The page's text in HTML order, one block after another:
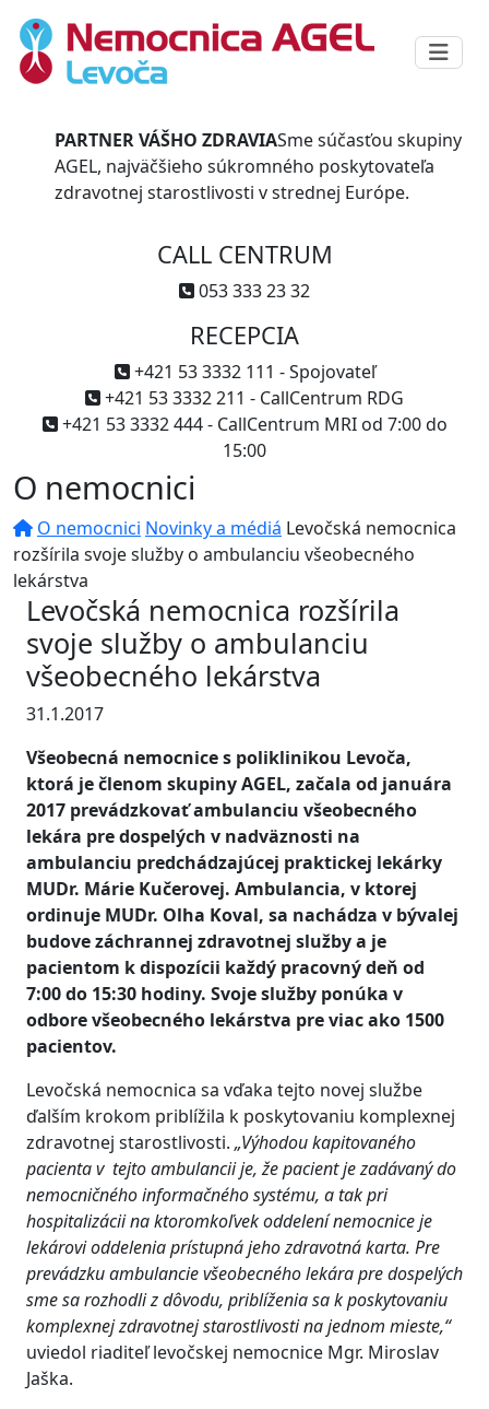
PARTNER VÁŠHO ZDRAVIASme súčasťou skupiny
AGEL, najväčšieho súkromného poskytovateľa
zdravotnej starostlivosti v strednej Európe.
CALL CENTRUM
053 333 23 32
RECEPCIA
+421 53 3332 111 - Spojovateľ
+421 53 3332 211 - CallCentrum RDG
+421 53 3332 444 - CallCentrum MRI od 7:00 do
15:00
O nemocnici
O nemocnici Novinky a médiá Levočská nemocnica
rozšírila svoje služby o ambulanciu všeobecného
lekárstva
Levočská nemocnica rozšírila
svoje služby o ambulanciu
všeobecného lekárstva
31.1.2017
Všeobecná nemocnice s poliklinikou Levoča,
ktorá je členom skupiny AGEL, začala od januára
2017 prevádzkovať ambulanciu všeobecného
lekára pre dospelých v nadväznosti na
ambulanciu predchádzajúcej praktickej lekárky
MUDr. Márie Kučerovej. Ambulancia, v ktorej
ordinuje MUDr. Olha Koval, sa nachádza v bývalej
budove záchrannej zdravotnej služby a je
pacientom k dispozícii každý pracovný deň od
7:00 do 15:30 hodiny. Svoje služby ponúka v
odbore všeobecného lekárstva pre viac ako 1500
pacientov.
Levočská nemocnica sa vďaka tejto novej službe
ďalším krokom priblížila k poskytovaniu komplexnej
zdravotnej starostlivosti. „Výhodou kapitovaného
pacienta v tejto ambulancii je, že pacient je zadávaný do
nemocničného informačného systému, a tak pri
hospitalizácii na ktoromkoľvek oddelení nemocnice je
lekárovi oddelenia prístupná jeho zdravotná karta. Pre
prevádzku ambulancie všeobecného lekára pre dospelých
sme sa rozhodli z dôvodu, priblíženia sa k poskytovaniu
komplexnej zdravotnej starostlivosti na jednom mieste,“
uviedol riaditeľ levočskej nemocnice Mgr. Miroslav
Jaška.